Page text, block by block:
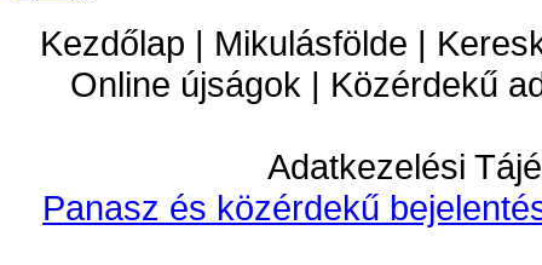
Kezdőlap | Mikulásfölde |
Online újságok | Közérdekű
Adatkezelési
Panasz és közérdekű